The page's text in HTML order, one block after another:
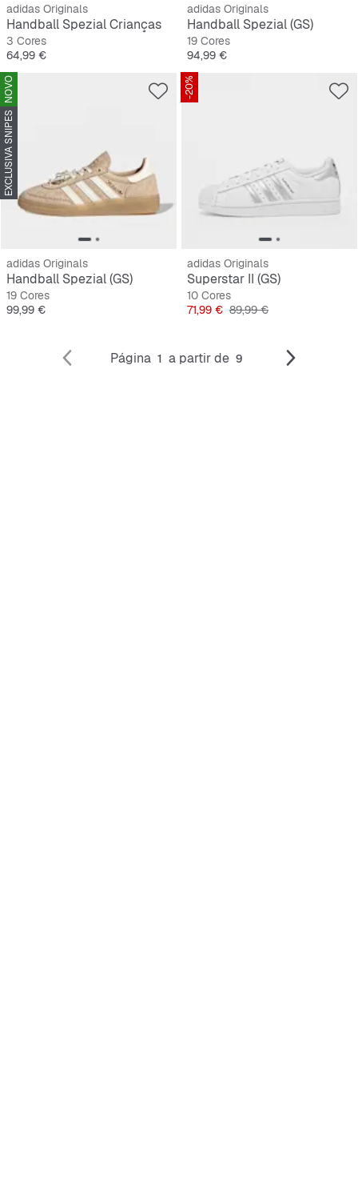
adidas Originals
Handball Spezial Crianças
3 Cores
Preço
64,99 €
adidas Originals
Handball Spezial (GS)
19 Cores
Preço
94,99 €
NOVO
EXCLUSIVA SNIPES
adidas Originals
Handball Spezial (GS)
19 Cores
Preço
99,99 €
-20%
adidas Originals
Superstar II (GS)
10 Cores
Preço
71,99 € Preço original
89,99 €
Página 1 a partir de 9